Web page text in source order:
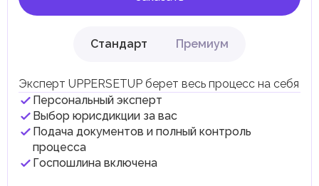
Стандарт Премиум
Эксперт UPPERSETUP берет весь процесс на себя
Персональный эксперт
Выбор юрисдикции за вас
Подача документов и полный контроль
процесса
Госпошлина включена